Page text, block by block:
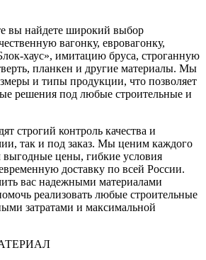
вы найдете широкий выбор
вагонку, евровагонку,
хаус», имитацию бруса, строганную
планкен и другие материалы. Мы
и типы продукции, что позволяет
решения под любые строительные и
строгий контроль качества и
так и под заказ. Мы ценим каждого
выгодные цены, гибкие условия
доставку по всей России.
вас надежными материалами
реализовать любые строительные
затратами и максимальной